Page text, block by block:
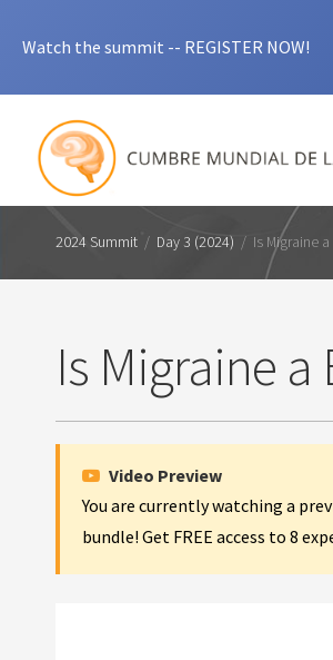
Watch the summit -- REGISTER NOW!
2024 Summit / Day 3 (2024) / Is Migraine
Is Migraine
Video Preview
You are currently watching a
bundle! Get FREE access to 8